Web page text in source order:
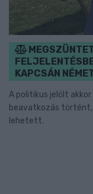
KAPCSÁN
A politikus jelölt
beavatkozás történt,
lehetett.